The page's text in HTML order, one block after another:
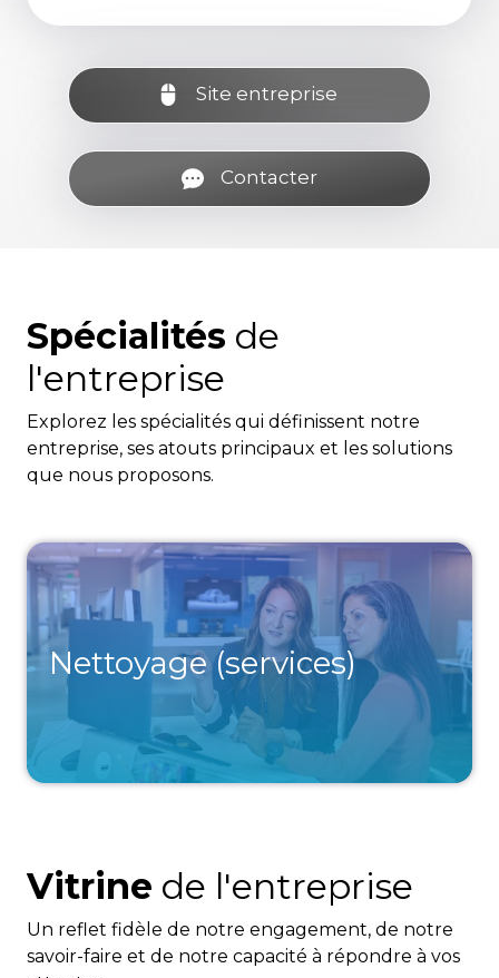
Site entreprise
Contacter
Spécialités de
l'entreprise
Explorez les spécialités qui définissent notre
entreprise, ses atouts principaux et les solutions
que nous proposons.
Nettoyage (services)
Vitrine de l'entreprise
Un reflet fidèle de notre engagement, de notre
savoir-faire et de notre capacité à répondre à vos